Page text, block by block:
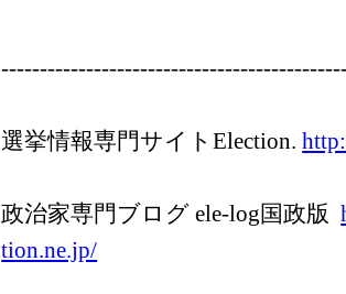
---------------------------------------
選挙情報専門サイトElection.
政治家専門ブログ ele-log国政版
tion.ne.jp/